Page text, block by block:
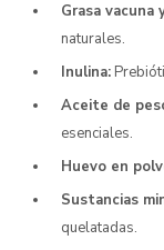
Grasa
naturales.
Inulina:
Aceite de
esenciales.
Huevo en
Sustancias
quelatadas.